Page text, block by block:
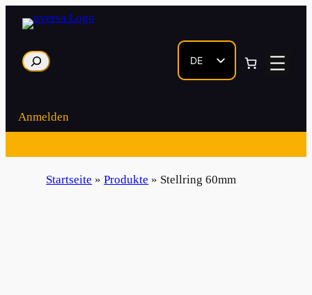
Inhalt
springen
Suche
DE
EN
Anmelden
Startseite »Produkte » Stellring 60mm